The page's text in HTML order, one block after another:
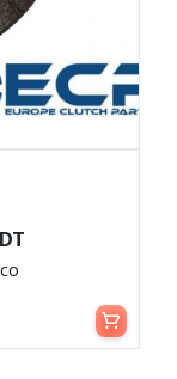
Leggi tutto